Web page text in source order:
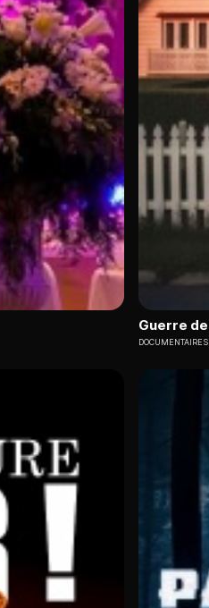
Guerre
DOCUMENTAIRES